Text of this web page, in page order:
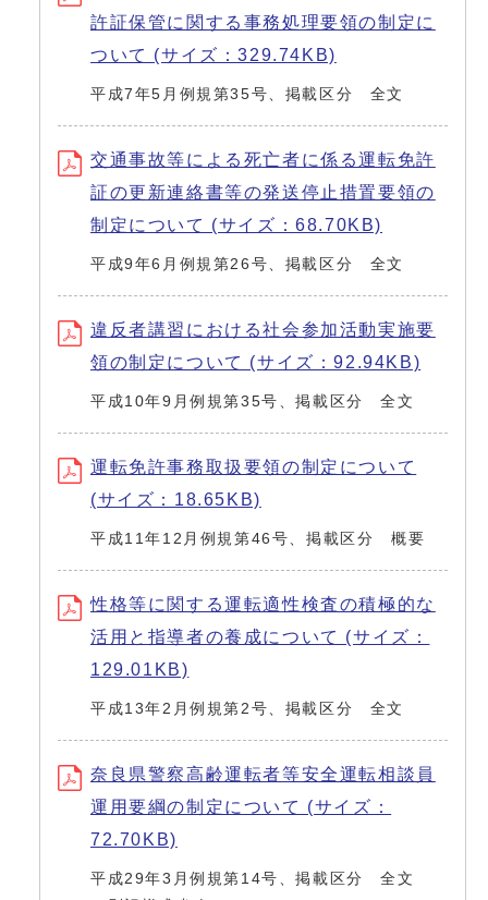
許証保管に関する事務処理要領の制定に
ついて (サイズ：329.74KB)
平成7年5月例規第35号、掲載区分 全文
交通事故等による死亡者に係る運転免許
証の更新連絡書等の発送停止措置要領の
制定について (サイズ：68.70KB)
平成9年6月例規第26号、掲載区分 全文
違反者講習における社会参加活動実施要
領の制定について (サイズ：92.94KB)
平成10年9月例規第35号、掲載区分 全文
運転免許事務取扱要領の制定について
(サイズ：18.65KB)
平成11年12月例規第46号、掲載区分 概要
性格等に関する運転適性検査の積極的な
活用と指導者の養成について (サイズ：
129.01KB)
平成13年2月例規第2号、掲載区分 全文
奈良県警察高齢運転者等安全運転相談員
運用要綱の制定について (サイズ：
72.70KB)
平成29年3月例規第14号、掲載区分 全文